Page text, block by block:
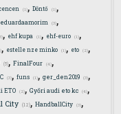
(1), Döntő (1),
eduardaamorim (3),
, ehf kupa (1), ehf-euro (1),
, estelle nze minko (1), eto (2),
(5), FinalFour (4),
(3), funs (1), ger_den2019 (3),
ETO (2), Győri audi eto kc (4),
City (12), HandballCity (3),